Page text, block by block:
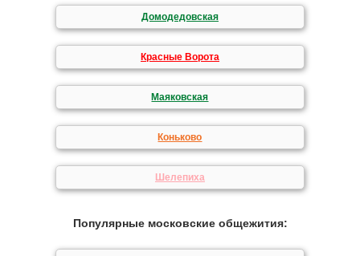
Домодедовская
Красные Ворота
Маяковская
Коньково
Шелепиха
Популярные московские общежития: